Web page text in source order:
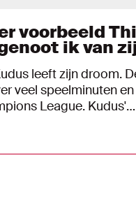
voorbeeld
ik van
leeft zijn droom.
veel speelminuten
League. Kudus'
ook heeft.